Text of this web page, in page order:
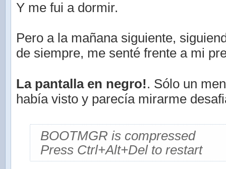
Y me fui a dormir.
Pero a la mañana siguiente,
de siempre, me senté frente a mi
La pantalla en negro!. Sólo un
había visto y parecía mirarme
BOOTMGR is compressed
Press Ctrl+Alt+Del to restart